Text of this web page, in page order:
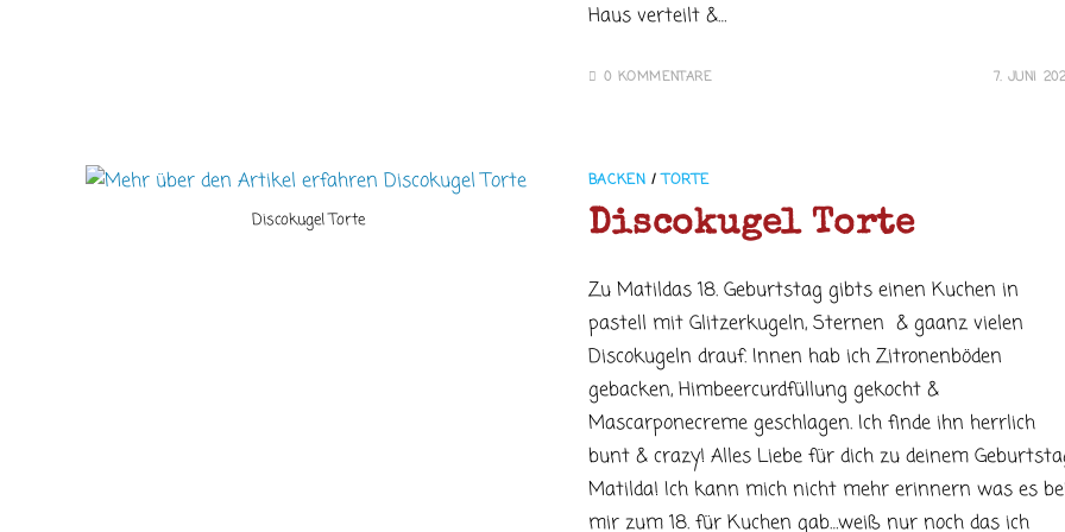
Haus verteilt &…
0 KOMMENTARE 7. JUNI
Discokugel Torte
BACKEN /TORTE
Discokugel Torte
Zu Matildas 18. Geburtstag gibts einen Kuchen in
pastell mit Glitzerkugeln, Sternen & gaanz vielen
Discokugeln drauf. Innen hab ich Zitronenböden
gebacken, Himbeercurdfüllung gekocht &
Mascarponecreme geschlagen. Ich finde ihn herrlich
bunt & crazy! Alles Liebe für dich zu deinem
Matilda! Ich kann mich nicht mehr erinnern was es
mir zum 18. für Kuchen gab…weiß nur noch das ich